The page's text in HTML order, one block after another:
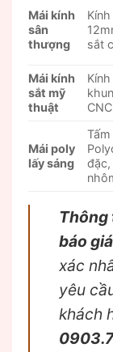
Mái kính
sân
thượng
sắt
Mái kính
sắt mỹ
thuật
CNC
Mái poly
lấy sáng
Tấm
đặc,
Thông
báo
xác
yêu
khách